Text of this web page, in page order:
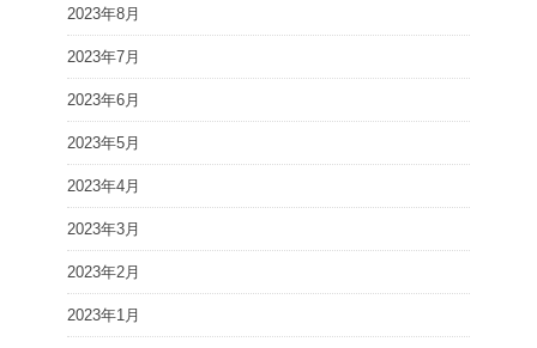
2023年8月
2023年7月
2023年6月
2023年5月
2023年4月
2023年3月
2023年2月
2023年1月